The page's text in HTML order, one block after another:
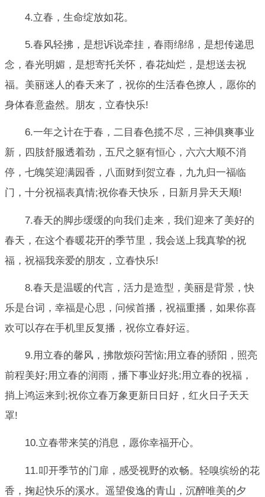
4.立春，生命绽放如花。
5.春风轻拂，是想诉说牵挂，春雨绵绵，是想传递思
念，春光明媚，是想寄托关怀，春花灿烂，是想送去祝
福。美丽迷人的春天来了，祝你的生活春色撩人，愿你的
身体春意盎然。朋友，立春快乐!
6.一年之计在于春，二目春色揽不尽，三神俱爽事业
新，四肢舒服透着劲，五尺之躯有恒心，六六大顺不消
停，七魄笑迎满园香，八面财到贺立春，九九归一福临
门，十分祝福表真情;祝你春天快乐，日新月异天天顺!
7.春天的脚步缓缓的向我们走来，我们迎来了美好的
春天，在这个春暖花开的季节里，我会送上我真挚的祝
福，祝福我亲爱的朋友，立春快乐!
8.春天是温暖的代言，活力是造型，美丽是背景，快
乐是台词，幸福是心思，问候首播，祝福重播，如果你喜
欢可以存在手机里反复播，祝你立春好运。
9.用立春的馨风，拂散烦闷苦恼;用立春的骄阳，照亮
前程美好;用立春的润雨，播下事业好兆;用立春的祝福，
捎上鸿运来到;祝你立春万象更新日日好，红火日子天天
罩!
10.立春带来笑的消息，愿你幸福开心。
11.叩开季节的门扉，感受视野的欢畅。轻嗅缤纷的花
香，掬起快乐的溪水。遥望俊逸的青山，沉醉唯美的夕